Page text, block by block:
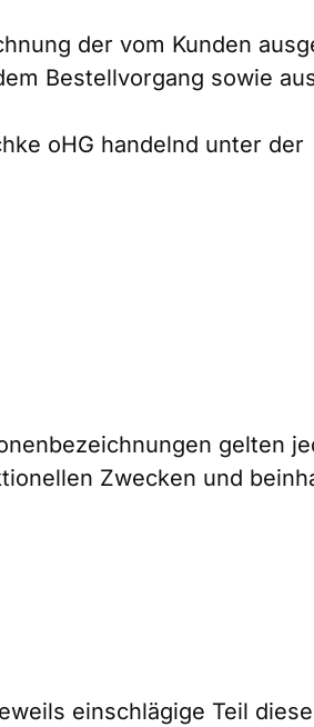
der vom Kunden
Bestellvorgang sowie
oHG handelnd unter der
gelten
Zwecken und
einschlägige Teil